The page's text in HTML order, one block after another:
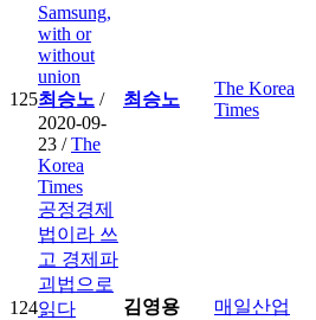
125
Samsung,
with or
without
union
최승노 /
2020-09-
23 /The
Korea
Times
최승노
The Korea
Times
124
공정경제
법이라 쓰
고 경제파
괴법으로
읽다
김영용 매일산업